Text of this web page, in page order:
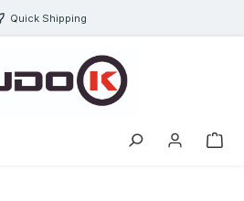
Quick Shipping